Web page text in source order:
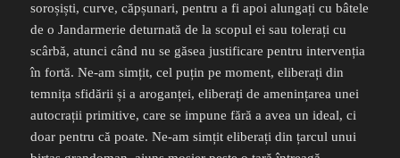
soroșiști, curve, căpșunari, pentru a fi apoi alungați cu bâtele
de o Jandarmerie deturnată de la scopul ei sau tolerați cu
scârbă, atunci când nu se găsea justificare pentru intervenția
în fortă. Ne-am simțit, cel puțin pe moment, eliberați din
temnița sfidării și a aroganței, eliberați de amenințarea unei
autocrații primitive, care se impune fără a avea un ideal, ci
doar pentru că poate. Ne-am simțit eliberați din țarcul unui